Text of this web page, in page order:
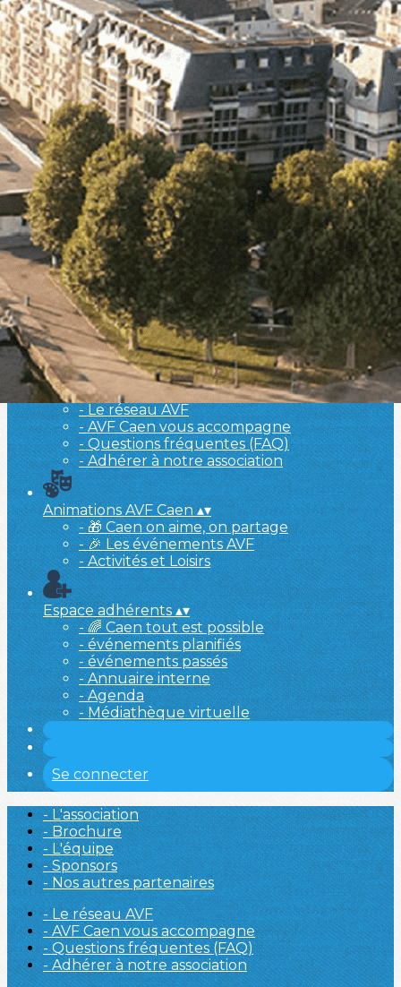
Exporter les lignes sélectionnées
Exporter toutes les colonnes
Exporter uniquement les colonnes affichées
Menu
Ajoutez un logo, un bouton, des réseaux sociaux
Cliquez pour éditer
L'association ▴▾
- L'association
- Brochure
- L'équipe
- Sponsors
- Nos autres partenaires
Nouvel arrivant ▴▾
- Le réseau AVF
- AVF Caen vous accompagne
- Questions fréquentes (FAQ)
- Adhérer à notre association
Animations AVF Caen▴▾
- 🎁 Caen on aime, on partage
- 🎉 Les événements AVF
- Activités et Loisirs
Espace adhérents▴▾
- 🌈 Caen tout est possible
- événements planifiés
- événements passés
- Annuaire interne
- Agenda
- Médiathèque virtuelle
Se connecter
- L'association
- Brochure
- L'équipe
- Sponsors
- Nos autres partenaires
- Le réseau AVF
- AVF Caen vous accompagne
- Questions fréquentes (FAQ)
- Adhérer à notre association